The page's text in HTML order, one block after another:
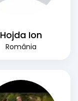
Hojda Ion
România